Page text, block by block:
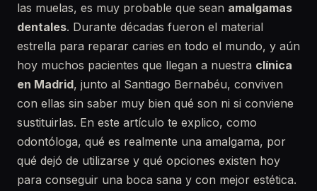
las muelas, es muy probable que sean amalgamas
dentales. Durante décadas fueron el material
estrella para reparar caries en todo el mundo, y aún
hoy muchos pacientes que llegan a nuestra clínica
en Madrid, junto al Santiago Bernabéu, conviven
con ellas sin saber muy bien qué son ni si conviene
sustituirlas. En este artículo te explico, como
odontóloga, qué es realmente una amalgama, por
qué dejó de utilizarse y qué opciones existen hoy
para conseguir una boca sana y con mejor estética.